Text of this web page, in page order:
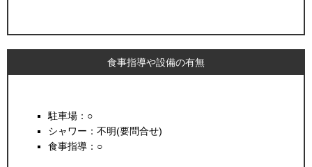
食事指導や設備の有無
駐車場：○
シャワー：不明(要問合せ)
食事指導：○